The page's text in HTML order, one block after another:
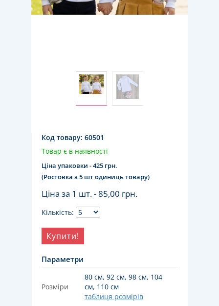
Код товару: 60501
Товар є в наявності
Ціна упаковки - 425 грн.
(Ростовка з 5 шт одиниць товару)
Ціна за 1 шт. -85,00 грн.
Кількість:
Купити!
Параметри
Розміри
80 см, 92 см, 98 см, 104
см, 110 см
таблиця розмірів